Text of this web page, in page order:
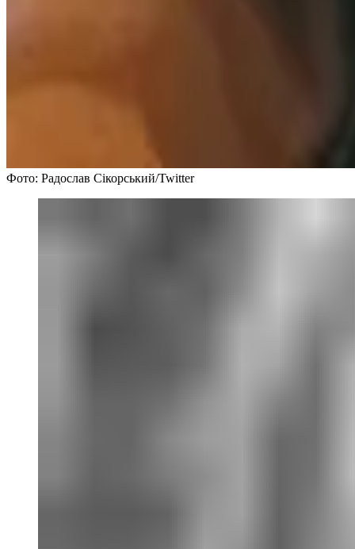
Фото: Радослав Сікорський/Twitter